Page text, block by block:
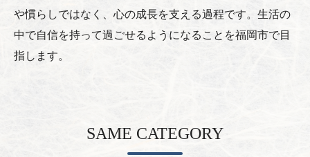
や慣らしではなく、心の成長を支える過程です。生活の
中で自信を持って過ごせるようになることを福岡市で目
指します。
SAME CATEGORY